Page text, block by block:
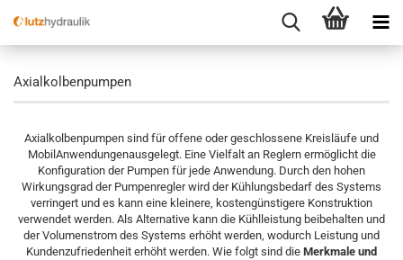
Axialkolbenpumpen
Axialkolbenpumpen sind für offene oder geschlossene Kreisläufe und
MobilAnwendungenausgelegt. Eine Vielfalt an Reglern ermöglicht die
Konfiguration der Pumpen für jede Anwendung. Durch den hohen
Wirkungsgrad der Pumpenregler wird der Kühlungsbedarf des Systems
verringert und es kann eine kleinere, kostengünstigere Konstruktion
verwendet werden. Als Alternative kann die Kühlleistung beibehalten und
der Volumenstrom des Systems erhöht werden, wodurch Leistung und
Kundenzufriedenheit erhöht werden. Wie folgt sind die Merkmale und